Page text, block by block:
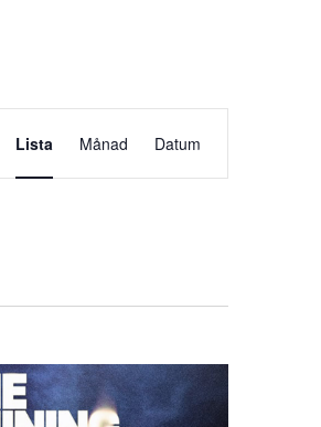
Views
Lista Månad Datum